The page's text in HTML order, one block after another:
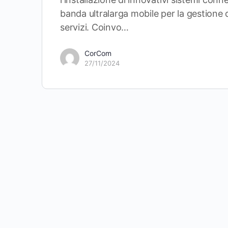
banda ultralarga mobile per la gestione
servizi. Coinvo…
CorCom
27/11/2024